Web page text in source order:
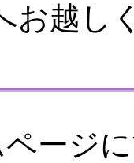
お越し
ージ